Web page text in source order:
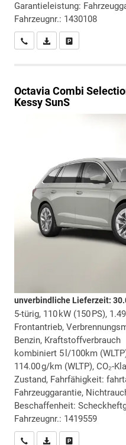
Garantieleistung:
Fahrzeugnr.: 1430108
Wir rufen Sie an
PDF-Datei,
Octavia Combi
Kessy SunS
unverbindliche Lieferzeit:
5-türig, 110 kW (150 PS),
Frontantrieb,
Benzin, Kraftstoffverbrauch
kombiniert 5 l/100km
114.00 g/km (WLTP), CO₂-
Zustand, Fahrfähigkeit:
Fahrzeuggarantie,
Beschaffenheit:
Fahrzeugnr.: 1419559
Wir rufen Sie an
PDF-Datei,